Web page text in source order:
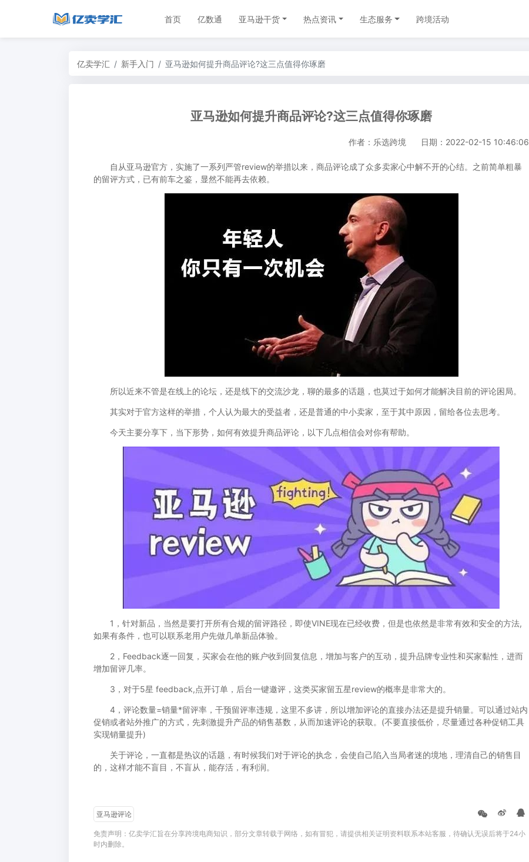
首页 亿数通 亚马逊干货 热点资讯 生态服务 跨境活动
亿卖学汇 新手入门 亚马逊如何提升商品评论?这三点值得你琢磨
亚马逊如何提升商品评论?这三点值得你琢磨
作者：乐选跨境 日期：2022-02-15 10:46:06
自从亚马逊官方，实施了一系列严管review的举措以来，商品评论成了众多卖家心中解不开的心结。之前简单粗暴
的留评方式，已有前车之鉴，显然不能再去依赖。
所以近来不管是在线上的论坛，还是线下的交流沙龙，聊的最多的话题，也莫过于如何才能解决目前的评论困局。
其实对于官方这样的举措，个人认为最大的受益者，还是普通的中小卖家，至于其中原因，留给各位去思考。
今天主要分享下，当下形势，如何有效提升商品评论，以下几点相信会对你有帮助。
1，针对新品，当然是要打开所有合规的留评路径，即使VINE现在已经收费，但是也依然是非常有效和安全的方法,
如果有条件，也可以联系老用户先做几单新品体验。
2，Feedback逐一回复，买家会在他的账户收到回复信息，增加与客户的互动，提升品牌专业性和买家黏性，进而
增加留评几率。
3，对于5星 feedback,点开订单，后台一键邀评，这类买家留五星review的概率是非常大的。
4，评论数量=销量*留评率，干预留评率违规，这里不多讲，所以增加评论的直接办法还是提升销量。可以通过站内
促销或者站外推广的方式，先刺激提升产品的销售基数，从而加速评论的获取。(不要直接低价，尽量通过各种促销工具
实现销量提升)
关于评论，一直都是热议的话题，有时候我们对于评论的执念，会使自己陷入当局者迷的境地，理清自己的销售目
的，这样才能不盲目，不盲从，能存活，有利润。
亚马逊评论
免责声明：亿卖学汇旨在分享跨境电商知识，部分文章转载于网络，如有冒犯，请提供相关证明资料联系本站客服，待确认无误后将于24小
时内删除。